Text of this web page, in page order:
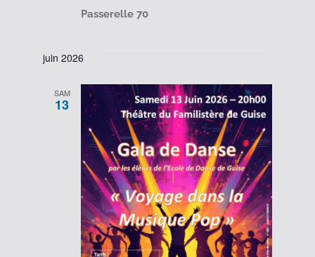
Passerelle 70
juin 2026
SAM
13